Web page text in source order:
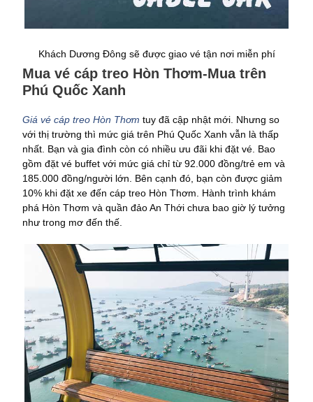
Khách Dương Đông sẽ được giao vé tận nơi miễn phí
Mua vé cáp treo Hòn Thơm-Mua trên
Phú Quốc Xanh
Giá vé cáp treo Hòn Thơm tuy đã cập nhật mới. Nhưng so
với thị trường thì mức giá trên Phú Quốc Xanh vẫn là thấp
nhất. Bạn và gia đình còn có nhiều ưu đãi khi đặt vé. Bao
gồm đặt vé buffet với mức giá chỉ từ 92.000 đồng/trẻ em và
185.000 đồng/người lớn. Bên cạnh đó, bạn còn được giảm
10% khi đặt xe đến cáp treo Hòn Thơm. Hành trình khám
phá Hòn Thơm và quần đảo An Thới chưa bao giờ lý tưởng
như trong mơ đến thế.